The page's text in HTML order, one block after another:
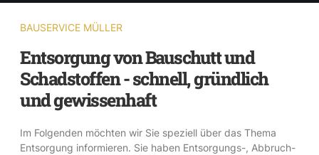
BAUSERVICE MÜLLER
Entsorgung von Bauschutt und
Schadstoffen - schnell, gründlich
und gewissenhaft
Im Folgenden möchten wir Sie speziell über das Thema
Entsorgung informieren. Sie haben Entsorgungs-, Abbruch-